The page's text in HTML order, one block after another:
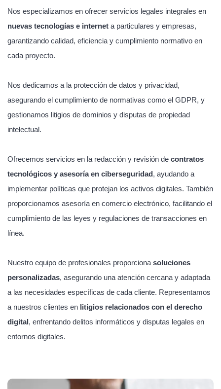
Nos especializamos en ofrecer servicios legales integrales en
nuevas tecnologías e internet a particulares y empresas,
garantizando calidad, eficiencia y cumplimiento normativo en
cada proyecto.
Nos dedicamos a la protección de datos y privacidad,
asegurando el cumplimiento de normativas como el GDPR, y
gestionamos litigios de dominios y disputas de propiedad
intelectual.
Ofrecemos servicios en la redacción y revisión de contratos
tecnológicos y asesoría en ciberseguridad, ayudando a
implementar políticas que protejan los activos digitales. También
proporcionamos asesoría en comercio electrónico, facilitando el
cumplimiento de las leyes y regulaciones de transacciones en
línea.
Nuestro equipo de profesionales proporciona soluciones
personalizadas, asegurando una atención cercana y adaptada
a las necesidades específicas de cada cliente. Representamos
a nuestros clientes en litigios relacionados con el derecho
digital, enfrentando delitos informáticos y disputas legales en
entornos digitales.